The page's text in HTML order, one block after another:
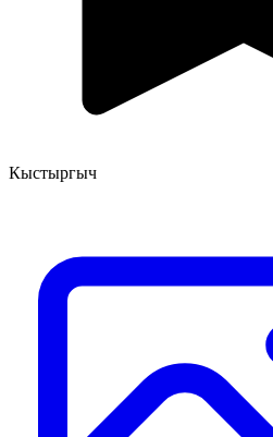
Кыстыргыч